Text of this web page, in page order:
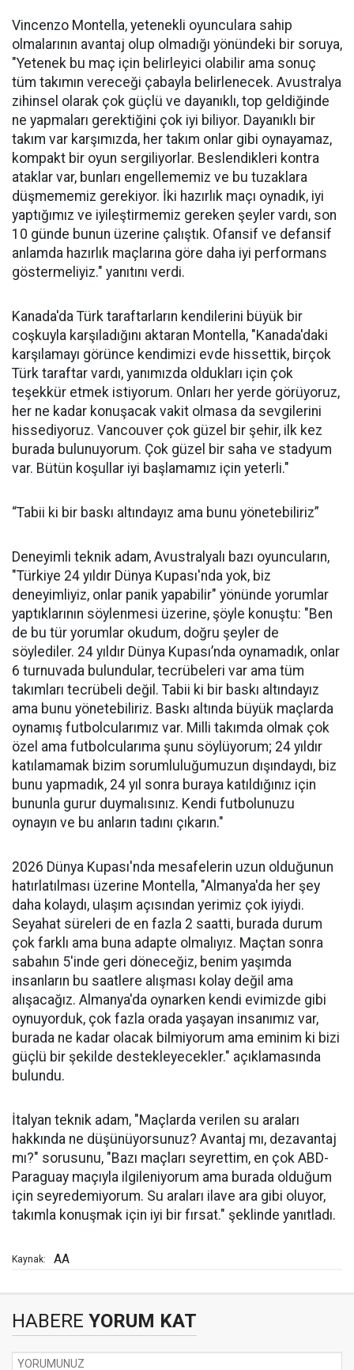
Vincenzo Montella, yetenekli oyunculara sahip
olmalarının avantaj olup olmadığı yönündeki bir soruya,
"Yetenek bu maç için belirleyici olabilir ama sonuç
tüm takımın vereceği çabayla belirlenecek. Avustralya
zihinsel olarak çok güçlü ve dayanıklı, top geldiğinde
ne yapmaları gerektiğini çok iyi biliyor. Dayanıklı bir
takım var karşımızda, her takım onlar gibi oynayamaz,
kompakt bir oyun sergiliyorlar. Beslendikleri kontra
ataklar var, bunları engellememiz ve bu tuzaklara
düşmememiz gerekiyor. İki hazırlık maçı oynadık, iyi
yaptığımız ve iyileştirmemiz gereken şeyler vardı, son
10 günde bunun üzerine çalıştık. Ofansif ve defansif
anlamda hazırlık maçlarına göre daha iyi performans
göstermeliyiz." yanıtını verdi.
Kanada'da Türk taraftarların kendilerini büyük bir
coşkuyla karşıladığını aktaran Montella, "Kanada'daki
karşılamayı görünce kendimizi evde hissettik, birçok
Türk taraftar vardı, yanımızda oldukları için çok
teşekkür etmek istiyorum. Onları her yerde görüyoruz,
her ne kadar konuşacak vakit olmasa da sevgilerini
hissediyoruz. Vancouver çok güzel bir şehir, ilk kez
burada bulunuyorum. Çok güzel bir saha ve stadyum
var. Bütün koşullar iyi başlamamız için yeterli."
“Tabii ki bir baskı altındayız ama bunu yönetebiliriz”
Deneyimli teknik adam, Avustralyalı bazı oyuncuların,
"Türkiye 24 yıldır Dünya Kupası'nda yok, biz
deneyimliyiz, onlar panik yapabilir" yönünde yorumlar
yaptıklarının söylenmesi üzerine, şöyle konuştu: "Ben
de bu tür yorumlar okudum, doğru şeyler de
söylediler. 24 yıldır Dünya Kupası’nda oynamadık, onlar
6 turnuvada bulundular, tecrübeleri var ama tüm
takımları tecrübeli değil. Tabii ki bir baskı altındayız
ama bunu yönetebiliriz. Baskı altında büyük maçlarda
oynamış futbolcularımız var. Milli takımda olmak çok
özel ama futbolcularıma şunu söylüyorum; 24 yıldır
katılamamak bizim sorumluluğumuzun dışındaydı, biz
bunu yapmadık, 24 yıl sonra buraya katıldığınız için
bununla gurur duymalısınız. Kendi futbolunuzu
oynayın ve bu anların tadını çıkarın."
2026 Dünya Kupası'nda mesafelerin uzun olduğunun
hatırlatılması üzerine Montella, "Almanya'da her şey
daha kolaydı, ulaşım açısından yerimiz çok iyiydi.
Seyahat süreleri de en fazla 2 saatti, burada durum
çok farklı ama buna adapte olmalıyız. Maçtan sonra
sabahın 5'inde geri döneceğiz, benim yaşımda
insanların bu saatlere alışması kolay değil ama
alışacağız. Almanya'da oynarken kendi evimizde gibi
oynuyorduk, çok fazla orada yaşayan insanımız var,
burada ne kadar olacak bilmiyorum ama eminim ki bizi
güçlü bir şekilde destekleyecekler." açıklamasında
bulundu.
İtalyan teknik adam, "Maçlarda verilen su araları
hakkında ne düşünüyorsunuz? Avantaj mı, dezavantaj
mı?" sorusunu, "Bazı maçları seyrettim, en çok ABD-
Paraguay maçıyla ilgileniyorum ama burada olduğum
için seyredemiyorum. Su araları ilave ara gibi oluyor,
takımla konuşmak için iyi bir fırsat." şeklinde yanıtladı.
Kaynak: AA
HABERE YORUM KAT